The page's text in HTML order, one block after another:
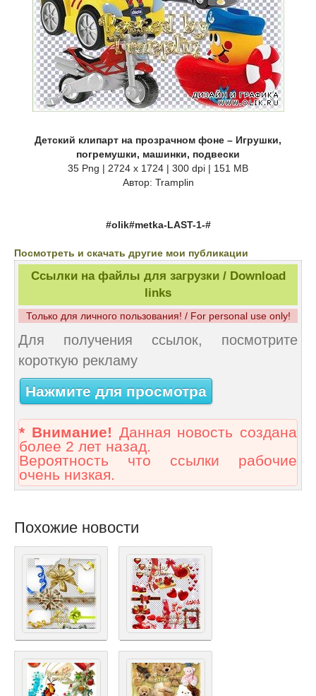
Детский клипарт на прозрачном фоне – Игрушки,
погремушки, машинки, подвески
35 Png | 2724 x 1724 | 300 dpi | 151 MB
Автор: Tramplin
#olik#metka-LAST-1-#
Посмотреть и скачать другие мои публикации
Ссылки на файлы для загрузки / Download
links
Только для личного пользования! / For personal use only!
Для получения ссылок, посмотрите
короткую рекламу
Нажмите для просмотра
* Внимание! Данная новость создана
более 2 лет назад.
Вероятность что ссылки рабочие
очень низкая.
Похожие новости